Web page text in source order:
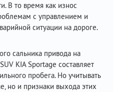
В то время как износ
с управлением и
ситуации на дороге.
сальника привода на
KIA Sportage составляет
пробега. Но учитывать
но и признаки выхода этих